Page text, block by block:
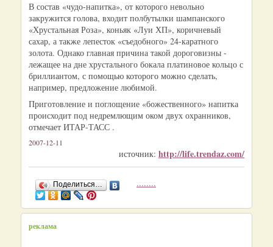
В состав «чудо-напитка», от которого невольно
закружится голова, входит полбутылки шампанского
«Хрустальная Роза», коньяк «Луи ХП», коричневый
сахар, а также лепесток «съедобного» 24-каратного
золота. Однако главная причина такой дороговизны -
лежащее на дне хрустального бокала платиновое кольцо с
бриллиантом, с помощью которого можно сделать,
например, предложение любимой.
Приготовление и поглощение «божественного» напитка
происходит под недремлющим оком двух охранников,
отмечает ИТАР-ТАСС .
2007-12-11
источник: http://life.trendaz.com/
Поделиться… ........
реклама